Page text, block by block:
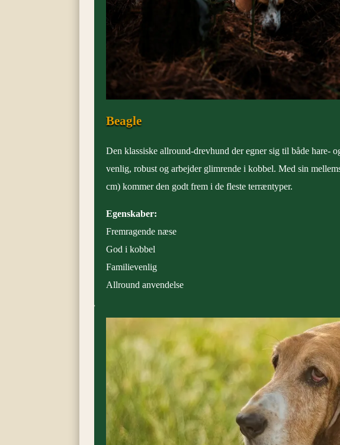
Beagle
Den klassiske allround-drevhund der egner sig til både hare-
venlig, robust og arbejder glimrende i kobbel. Med sin
cm) kommer den godt frem i de fleste terræntyper.
Egenskaber:
Fremragende næse
God i kobbel
Familievenlig
Allround anvendelse